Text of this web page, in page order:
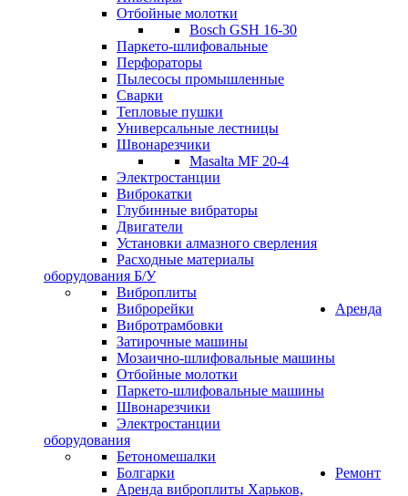
Отбойные молотки
Bosch GSH 16-30
Паркето-шлифовальные
Перфораторы
Пылесосы промышленные
Сварки
Тепловые пушки
Универсальные лестницы
Швонарезчики
Masalta MF 20-4
Электростанции
Виброкатки
Глубинные вибраторы
Двигатели
Установки алмазного сверления
Расходные материалы
оборудования Б/У
Виброплиты
Виброрейки
Вибротрамбовки
Затирочные машины
Мозаично-шлифовальные машины
Отбойные молотки
Паркето-шлифовальные машины
Швонарезчики
Электростанции
Аренда
оборудования
Бетономешалки
Болгарки
Аренда виброплиты Харьков,
Ремонт